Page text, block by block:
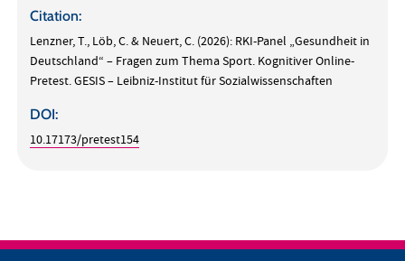
Citation:
Lenzner, T., Löb, C. & Neuert, C. (2026): RKI-Panel „Gesundheit in
Deutschland“ – Fragen zum Thema Sport. Kognitiver Online-
Pretest. GESIS – Leibniz-Institut für Sozialwissenschaften
DOI:
10.17173/pretest154